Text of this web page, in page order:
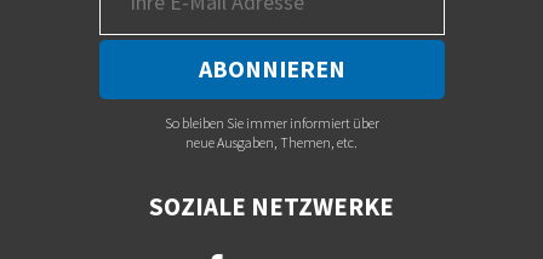
So bleiben Sie immer informiert über
neue Ausgaben, Themen, etc.
SOZIALE NETZWERKE